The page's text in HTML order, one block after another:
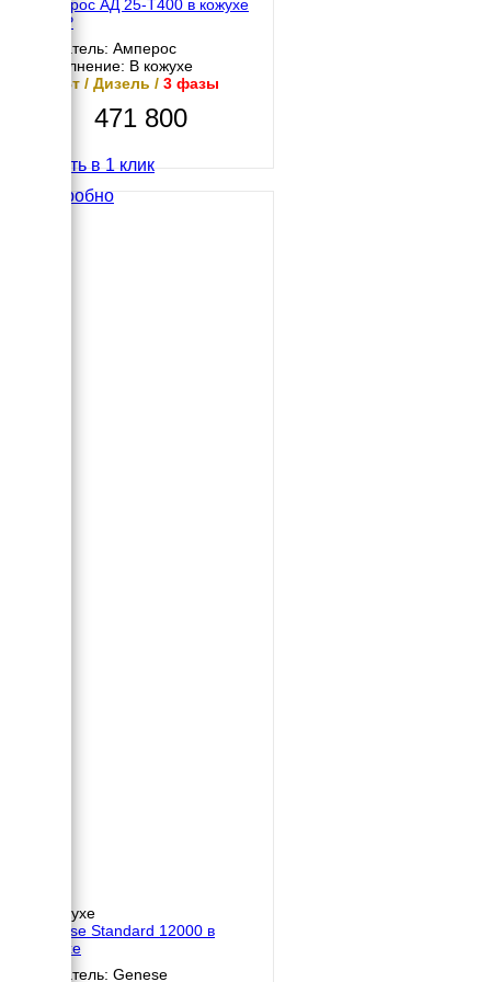
Амперос АД 25-Т400 в кожухе
с АВР
Двигатель: Амперос
Исполнение: В кожухе
25 кВт / Дизель / 3 фазы
471 800
Купить в 1 клик
Подробно
В кожухе
Genese Standard 12000 в
кожухе
Двигатель: Genese